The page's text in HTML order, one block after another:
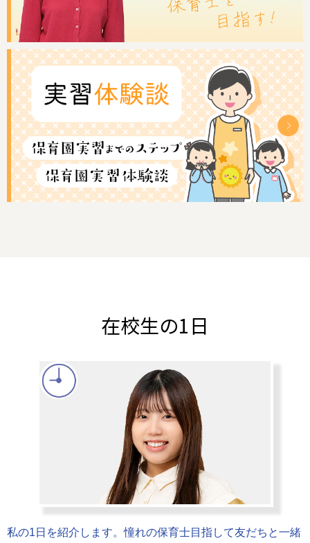
在校生の1日
私の1日を紹介します。憧れの保育士目指して友だちと一緒